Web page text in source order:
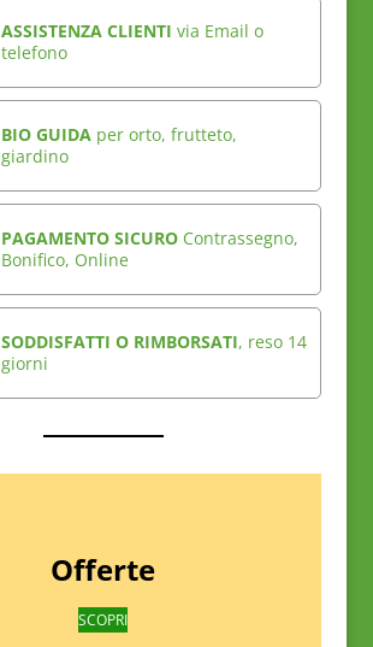
ASSISTENZA CLIENTI via Email o
telefono
BIO GUIDAper orto, frutteto,
giardino
PAGAMENTO SICUROContrassegno,
Bonifico, Online
SODDISFATTI O RIMBORSATI, reso 14
giorni
Offerte
SCOPRI